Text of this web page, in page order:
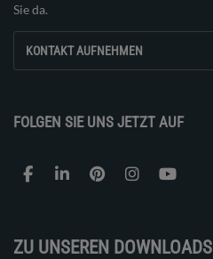
Sie da.
KONTAKT AUFNEHMEN
FOLGEN SIE UNS JETZT AUF
ZU UNSEREN DOWNLOADS